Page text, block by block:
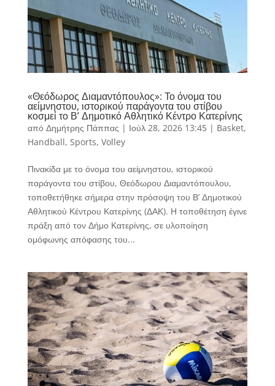
«Θεόδωρος Διαμαντόπουλος»: Το όνομα του
αείμνηστου, ιστορικού παράγοντα του στίβου
κοσμεί το Β’ Δημοτικό Αθλητικό Κέντρο Κατερίνης
από Δημήτρης Πάππας | Ιούλ 28, 2026 13:45| Basket,
Handball, Sports, Volley
Πινακίδα με το όνομα του αείμνηστου, ιστορικού
παράγοντα του στίβου, Θεόδωρου Διαμαντόπουλου,
τοποθετήθηκε σήμερα στην πρόσοψη του Β’ Δημοτικού
Αθλητικού Κέντρου Κατερίνης (ΔΑΚ). Η τοποθέτηση έγινε
πράξη από τον Δήμο Κατερίνης, σε υλοποίηση
ομόφωνης απόφασης του...